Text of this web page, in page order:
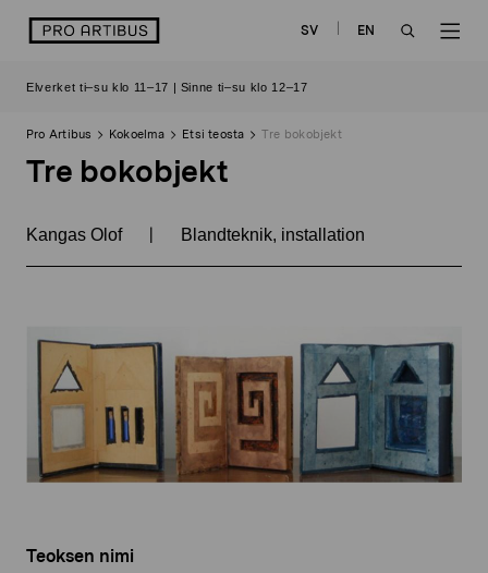
sisältöön
logo SV
EN
Elverket ti–su klo 11–17 | Sinne ti–su klo 12–17
Pro Artibus Kokoelma Etsi teosta Tre bokobjekt
Tre bokobjekt
Kangas Olof | Blandteknik, installation
Teoksen nimi